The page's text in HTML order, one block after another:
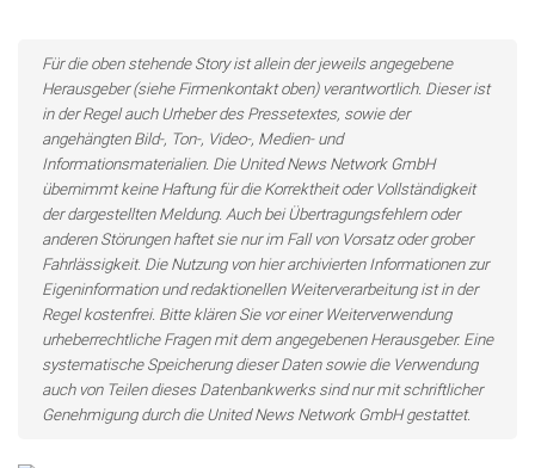
Für die oben stehende Story ist allein der jeweils angegebene
Herausgeber (siehe Firmenkontakt oben) verantwortlich. Dieser ist
in der Regel auch Urheber des Pressetextes, sowie der
angehängten Bild-, Ton-, Video-, Medien- und
Informationsmaterialien. Die United News Network GmbH
übernimmt keine Haftung für die Korrektheit oder Vollständigkeit
der dargestellten Meldung. Auch bei Übertragungsfehlern oder
anderen Störungen haftet sie nur im Fall von Vorsatz oder grober
Fahrlässigkeit. Die Nutzung von hier archivierten Informationen zur
Eigeninformation und redaktionellen Weiterverarbeitung ist in der
Regel kostenfrei. Bitte klären Sie vor einer Weiterverwendung
urheberrechtliche Fragen mit dem angegebenen Herausgeber. Eine
systematische Speicherung dieser Daten sowie die Verwendung
auch von Teilen dieses Datenbankwerks sind nur mit schriftlicher
Genehmigung durch die United News Network GmbH gestattet.